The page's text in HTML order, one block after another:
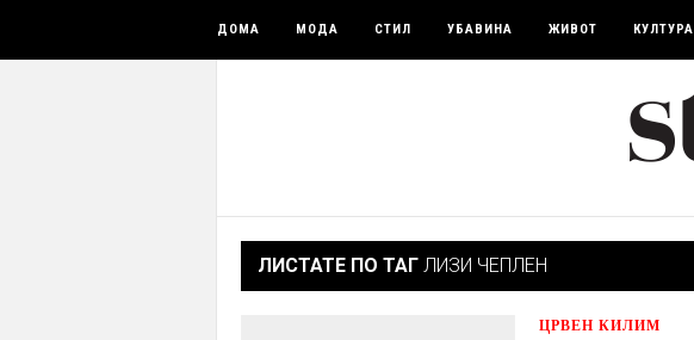
ДОМА МОДА СТИЛ УБАВИНА ЖИВОТ КУЛТУРА
ЛИСТАТЕ ПО ТАГ ЛИЗИ ЧЕПЛЕН
ЦРВЕН КИЛИМ